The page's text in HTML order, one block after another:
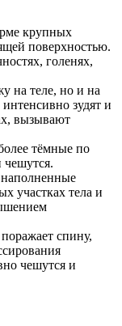
крупных
поверхностью.
голенях,
на теле, но и на
зудят и
вызывают
тёмные по
чешутся.
участках тела и
спину,
чешутся и